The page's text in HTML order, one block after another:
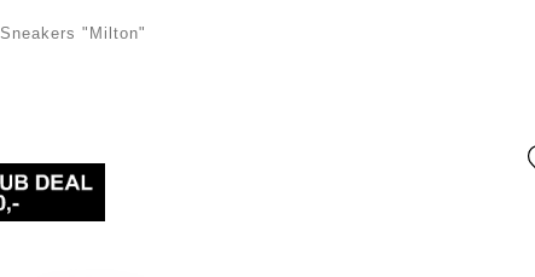
Sneakers "Milton"